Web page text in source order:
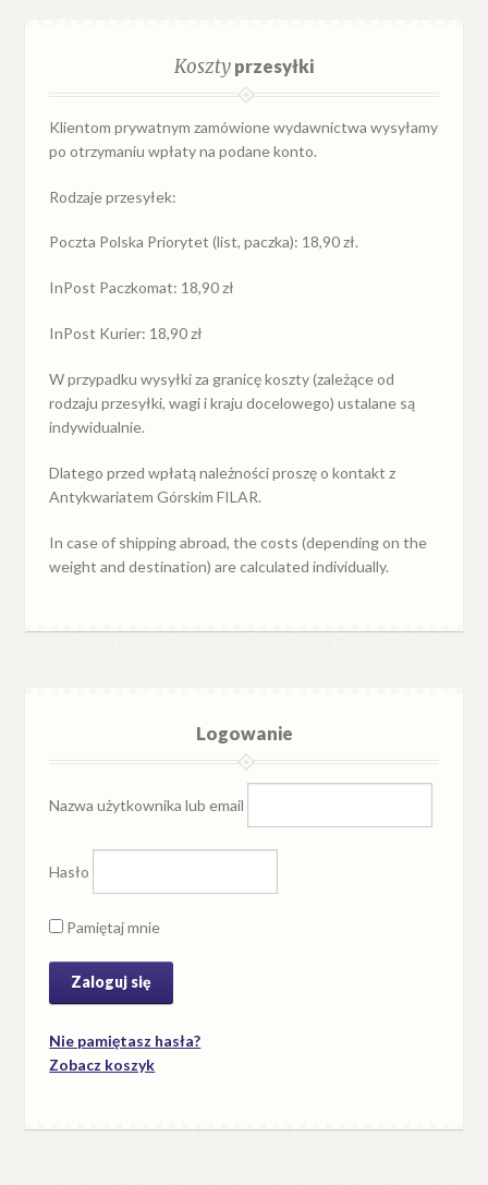
Kosztyprzesyłki
Klientom prywatnym zamówione wydawnictwa wysyłamy
po otrzymaniu wpłaty na podane konto.
Rodzaje przesyłek:
Poczta Polska Priorytet (list, paczka): 18,90 zł.
InPost Paczkomat: 18,90 zł
InPost Kurier: 18,90 zł
W przypadkuwysyłkiza granicękoszty (zależące od
rodzaju przesyłki, wagi i kraju docelowego) ustalane są
indywidualnie.
Dlatego przed wpłatą należności proszę o kontakt z
Antykwariatem Górskim FILAR.
In case of shipping abroad, the costs (depending on the
weight and destination) are calculated individually.
Logowanie
Nazwa użytkownika lub email
Hasło
Pamiętaj mnie
Nie pamiętasz hasła?
Zobacz koszyk